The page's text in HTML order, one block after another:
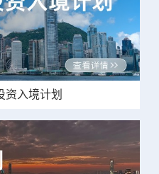
资入境计划